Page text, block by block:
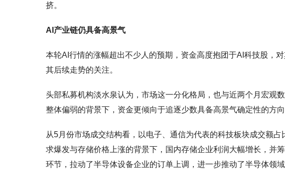
挤。
AI产业链仍具备高景气
本轮AI行情的涨幅超出不少人的预期，资金高度抱团于AI科技股，
其后续走势的关注。
头部私募机构淡水泉认为，市场这一分化格局，也与近两个月宏
整体偏弱的背景下，资金更倾向于追逐少数具备高景气确定性的方向
从5月份市场成交结构看，以电子、通信为代表的科技板块成交额
求爆发与存储价格上涨的背景下，国内存储企业利润大幅增长，并
环节，拉动了半导体设备企业的订单上调，进一步推动了半导体领